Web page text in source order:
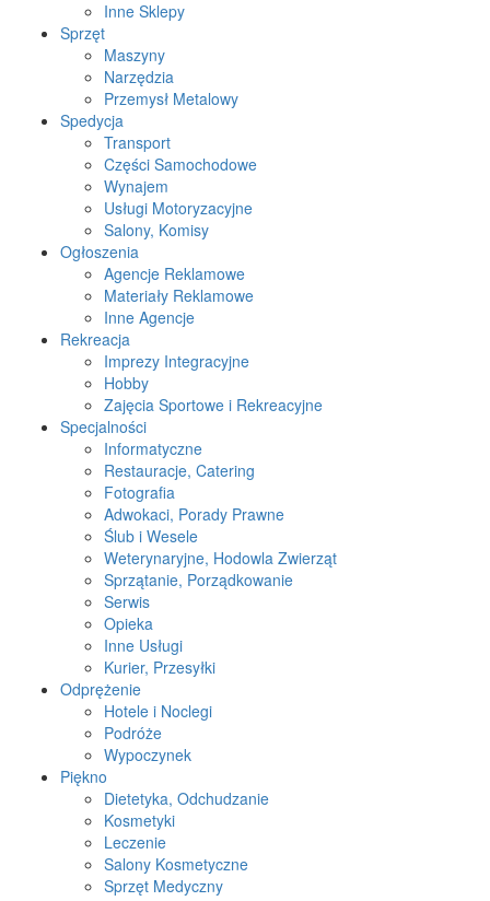
Inne Sklepy
Sprzęt
Maszyny
Narzędzia
Przemysł Metalowy
Spedycja
Transport
Części Samochodowe
Wynajem
Usługi Motoryzacyjne
Salony, Komisy
Ogłoszenia
Agencje Reklamowe
Materiały Reklamowe
Inne Agencje
Rekreacja
Imprezy Integracyjne
Hobby
Zajęcia Sportowe i Rekreacyjne
Specjalności
Informatyczne
Restauracje, Catering
Fotografia
Adwokaci, Porady Prawne
Ślub i Wesele
Weterynaryjne, Hodowla Zwierząt
Sprzątanie, Porządkowanie
Serwis
Opieka
Inne Usługi
Kurier, Przesyłki
Odprężenie
Hotele i Noclegi
Podróże
Wypoczynek
Piękno
Dietetyka, Odchudzanie
Kosmetyki
Leczenie
Salony Kosmetyczne
Sprzęt Medyczny